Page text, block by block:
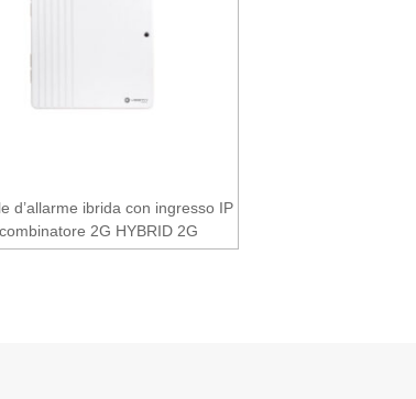
d’allarme ibrida con ingresso IP
2G HYBRID 2G